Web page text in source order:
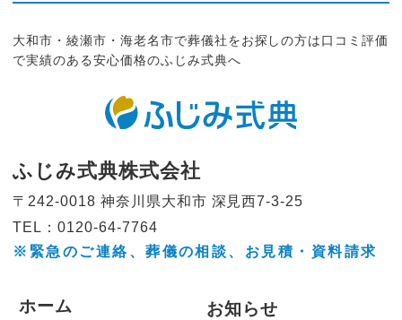
大和市・綾瀬市・海老名市で葬儀社をお探しの方は口コミ評価
で実績のある安心価格のふじみ式典へ
ふじみ式典株式会社
〒242-0018 神奈川県大和市 深見西7-3-25
TEL：0120-64-7764
※緊急のご連絡、葬儀の相談、 お見積・資料請求
ホーム お知らせ